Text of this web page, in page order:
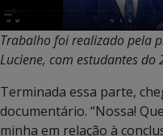
Trabalho foi realizado pela
Luciene, com estudantes do
Terminada essa parte,
documentário. “Nossa!
minha em relação à